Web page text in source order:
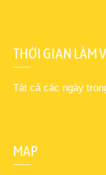
THỜI GIAN LÀM
Tát cả các ngày
MAP